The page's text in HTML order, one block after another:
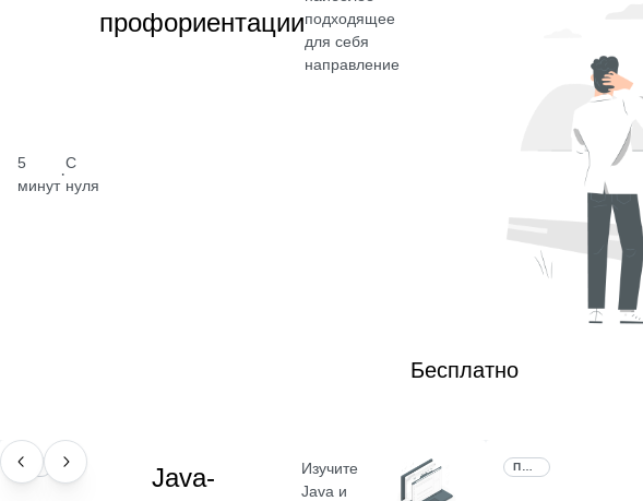
5
минут
·
С
нуля
профориентацииподходящее
для себя
направление
Бесплатно
ПРОФЕССИЯ
Java-
Изучите
Java и